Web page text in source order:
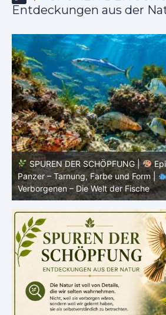
Entdeckungen aus der
ohne SPUREN DER
lebendig – Leben ohne
Leben im Verborgenen – Die